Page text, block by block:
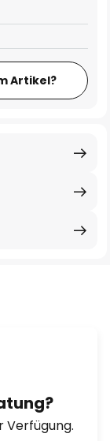
Artikel?
Verfügung.